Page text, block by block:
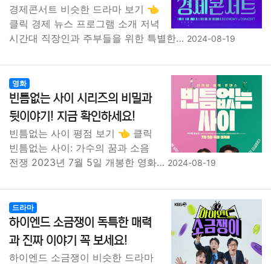
경제콘서트 비슷한 드라마 보기 👈
클릭 경제 뉴스 프로그램 소개 저녁
시간대 직장인과 주부들을 위한 특별한… 2024-08-19
영화
빈틈없는 사이 시리즈의 비밀과
뒷이야기! 지금 확인하세요!
빈틈없는 사이 평점 보기 👈 클릭
빈틈없는 사이: 가수의 꿈과 소음
전쟁 2023년 7월 5일 개봉한 영화… 2024-08-19
드라마
하이엔드 소금쟁이 독특한 매력
과 진짜 이야기 꼭 보세요!
하이엔드 소금쟁이 비슷한 드라마